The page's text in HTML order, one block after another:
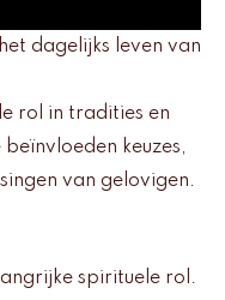
dagelijks leven van
rol in tradities en
keuzes,
van gelovigen.
spirituele rol.